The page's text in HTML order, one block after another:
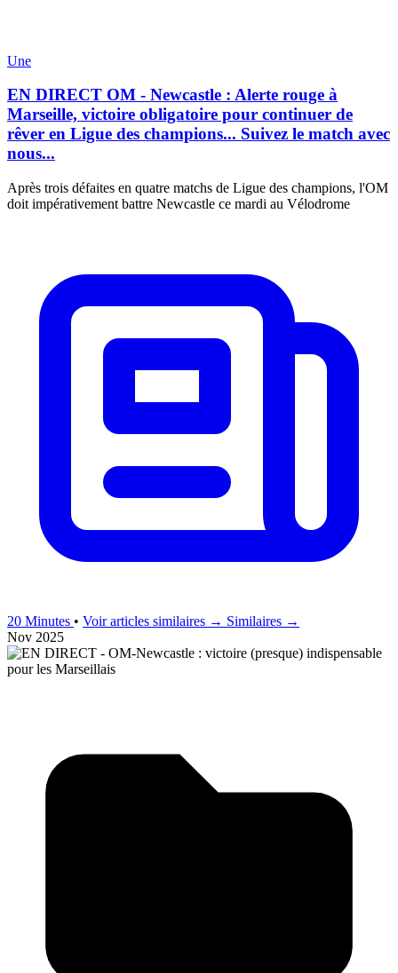
Une
EN DIRECT OM - Newcastle : Alerte rouge à
Marseille, victoire obligatoire pour continuer de
rêver en Ligue des champions... Suivez le match avec
nous...
Après trois défaites en quatre matchs de Ligue des champions, l'OM
doit impérativement battre Newcastle ce mardi au Vélodrome
20 Minutes • Voir articles similaires → Similaires →
Nov 2025